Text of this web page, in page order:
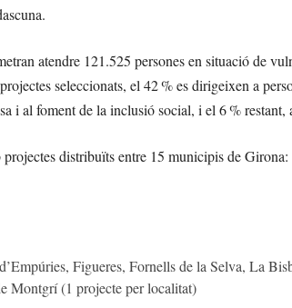
atendre 121.525 persones en situació de
seleccionats, el 42 % es dirigeixen a
i al foment de la inclusió social, i el 6 % restant,
distribuïts entre 15 municipis de Girona:
Figueres, Fornells de la Selva, La
Montgrí (1 projecte per localitat)